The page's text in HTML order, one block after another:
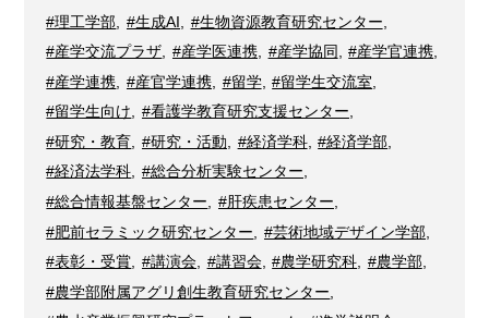
#理工学部
#生成AI #生物資源教育研究センター
#産学交流プラザ
#産学医連携, #産学協同 #産学官連携
#産学連携
#産官学連携, #留学, #留学生交流室
#留学生向け, #看護学教育研究支援センター,
#研究・教育
#研究・活動 #経済学科, #経済学部
#経済法学科, #総合分析実験センター,
#総合情報基盤センター
#肝疾患センター
#肥前セラミック研究センター
#芸術地域デザイン学部,
#表彰・受賞, #講演会, #講習会, #農学研究科, #農学部,
#農学部附属アグリ創生教育研究センター